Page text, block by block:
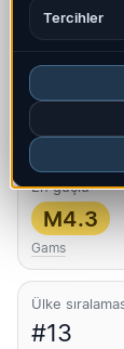
Tercihler
Genel bakış
Bu ayki
18
En yeni UTC:
En güçlü
M4.3
Gams
Ülke
#13